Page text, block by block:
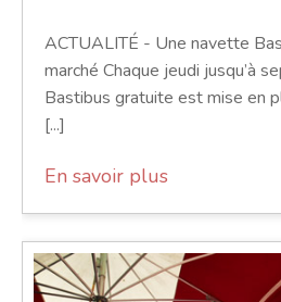
ACTUALITÉ - Une navette
marché Chaque jeudi jusqu’à
Bastibus gratuite est mise en
[...]
En savoir plus